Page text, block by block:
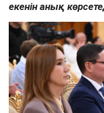
екенін анық